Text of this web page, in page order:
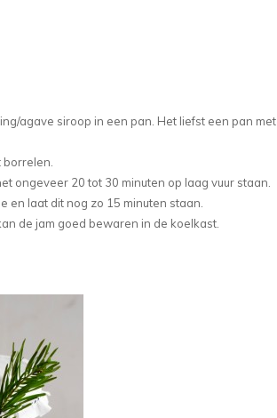
agave siroop in een pan. Het liefst een pan met
ongeveer 20 tot 30 minuten op laag vuur staan.
en laat dit nog zo 15 minuten staan.
de jam goed bewaren in de koelkast.